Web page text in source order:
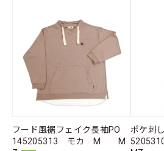
フード風裾フェイク長袖PO
145205313 モカ M M
ポケ刺